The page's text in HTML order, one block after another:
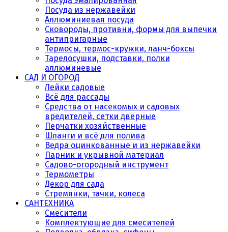
Посуда из нержавейки
Аллюминиевая посуда
Сковороды, противни, формы для выпечки
антипригарные
Термосы, термос-кружки, ланч-боксы
Тарелосушки, подставки, полки
аллюминевые
САД И ОГОРОД
Лейки садовые
Всё для рассады
Средства от насекомых и садовых
вредителей, сетки дверные
Перчатки хозяйственные
Шланги и всё для полива
Ведра оцинкованные и из нержавейки
Парник и укрывной материал
Садово-огородный инструмент
Термометры
Декор для сада
Стремянки, тачки, колеса
САНТЕХНИКА
Смесители
Комплектующие для смесителей